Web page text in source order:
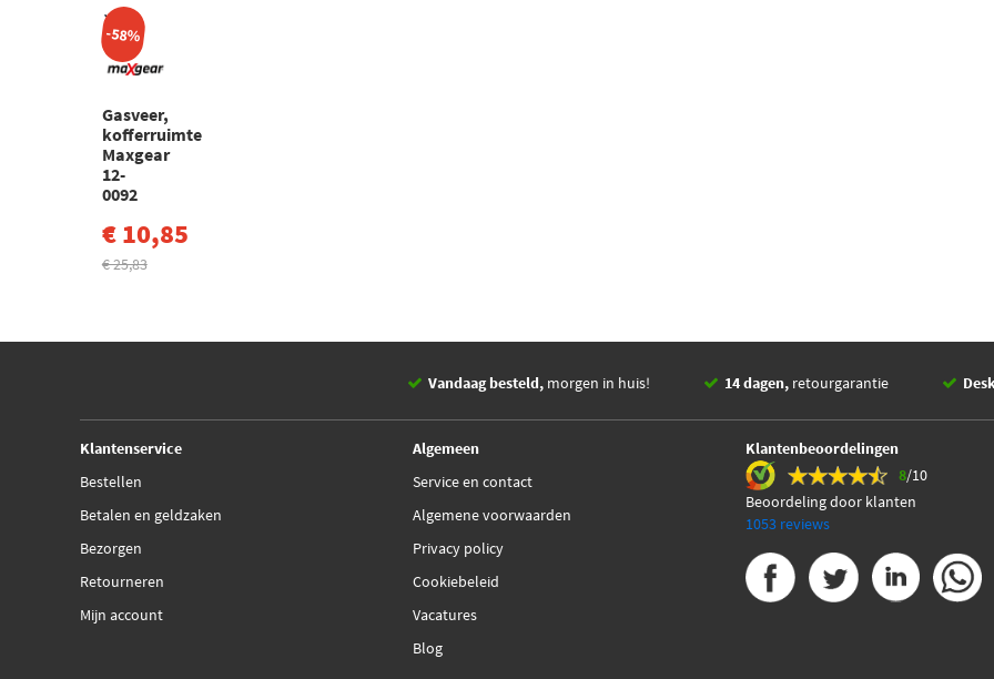
-58%
Gasveer,
kofferruimte
Maxgear
12-
0092
€ 10,85
€ 25,83
Vandaag besteld, morgen in huis! 14 dagen, retourgarantie
Klantenservice
Bestellen
Betalen en geldzaken
Bezorgen
Retourneren
Mijn account
Algemeen
Service en contact
Algemene voorwaarden
Privacy policy
Cookiebeleid
Vacatures
Blog
Klantenbeoordelingen
8/10
Beoordeling door klanten
1053 reviews